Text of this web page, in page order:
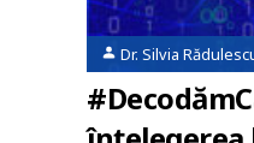
Dr. Silvia